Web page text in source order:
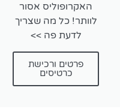
האקרופוליס אסור
לוותר! כל מה שצריך
לדעת פה >>
פרטים ורכישת
כרטיסים